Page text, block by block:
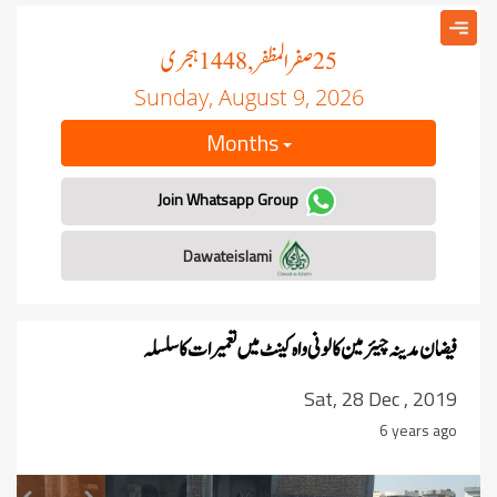
25صفر المظفر, 1448 ہجری
Sunday, August 9, 2026
Months
Join Whatsapp Group
فیضان مدینہ چیئرمین کالونی واہ کینٹ میں تعمیرات کا سلسلہ
Sat, 28 Dec , 2019
6 years ago